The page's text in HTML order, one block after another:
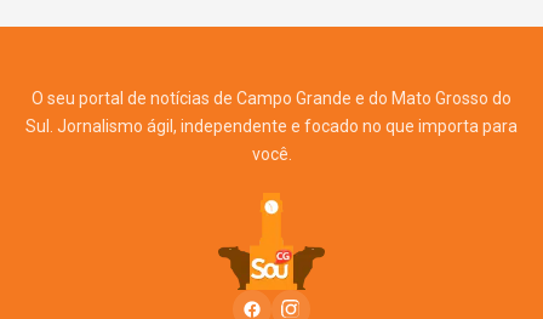
O seu portal de notícias de Campo Grande e do Mato Grosso do
Sul. Jornalismo ágil, independente e focado no que importa para
você.